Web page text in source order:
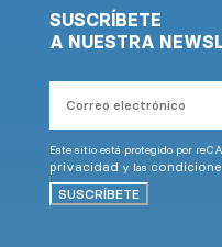
SUSCRÍBETE
A NUESTRA
electrónico
Este sitio está protegido por
privacidad y las
SUSCRÍBETE